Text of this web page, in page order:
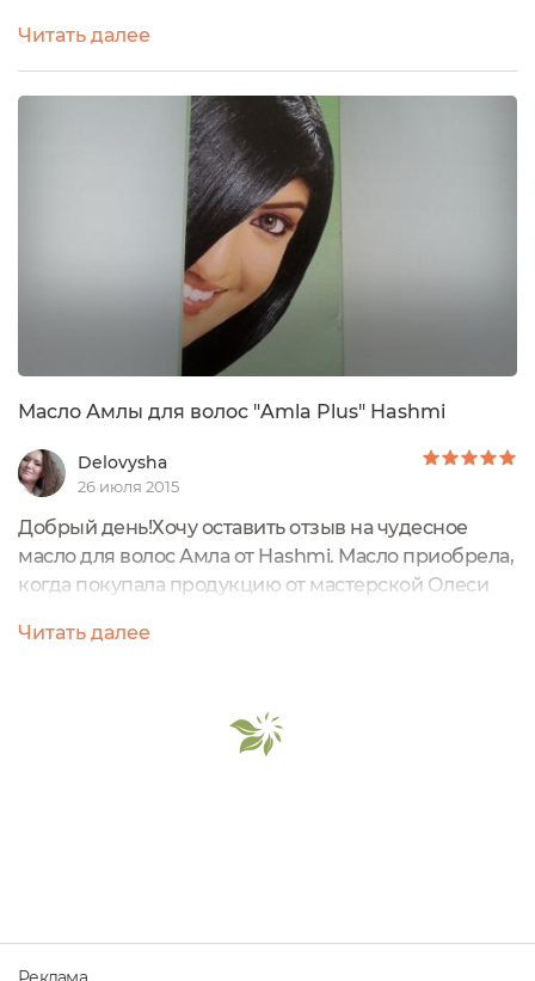
трудно удержаться и не приобрести себе такое
средство Знакомство с маслом начинаем с
коробки, большой такой зеленой коробки.
Девушка, о которой я уже писала, с ослепительно
гладкими волосами почти на каждом...
Читать далее
Масло Амлы для волос "Amla Plus" Hashmi
Delovysha
26 июля 2015
Добрый день!Хочу оставить отзыв на чудесное
масло для волос Амла от Hashmi. Масло приобрела,
когда покупала продукцию от мастерской Олеси
отзывов про масла амла и решила, что моих сухим
с подробным описанием состава и способа
применения. Состав у масла потрясающий: масло
Читать далее